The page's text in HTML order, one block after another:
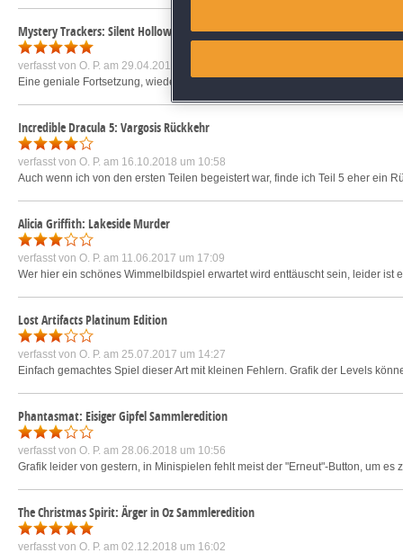
Mystery Trackers: Silent Hollow Sammleredition
verfasst von O. P. am 29.04.2018 um 17:14
Eine geniale Fortsetzung, wieder mit toller Grafik, schönen Rätsel, die an
Incredible Dracula 5: Vargosis Rückkehr
verfasst von O. P. am 16.10.2018 um 10:58
Auch wenn ich von den ersten Teilen begeistert war, finde ich Teil 5 eher ein
Alicia Griffith: Lakeside Murder
verfasst von O. P. am 11.06.2017 um 17:09
Wer hier ein schönes Wimmelbildspiel erwartet wird enttäuscht sein, leider
Lost Artifacts Platinum Edition
verfasst von O. P. am 25.07.2017 um 14:27
Einfach gemachtes Spiel dieser Art mit kleinen Fehlern. Grafik der Levels
Phantasmat: Eisiger Gipfel Sammleredition
verfasst von O. P. am 28.06.2018 um 10:56
Grafik leider von gestern, in Minispielen fehlt meist der "Erneut"-Button, um
The Christmas Spirit: Ärger in Oz Sammleredition
verfasst von O. P. am 02.12.2018 um 16:02